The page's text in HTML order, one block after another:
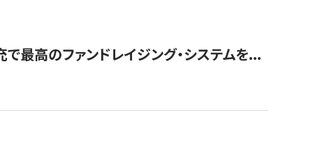
最高のファンドレイジング・システムを...